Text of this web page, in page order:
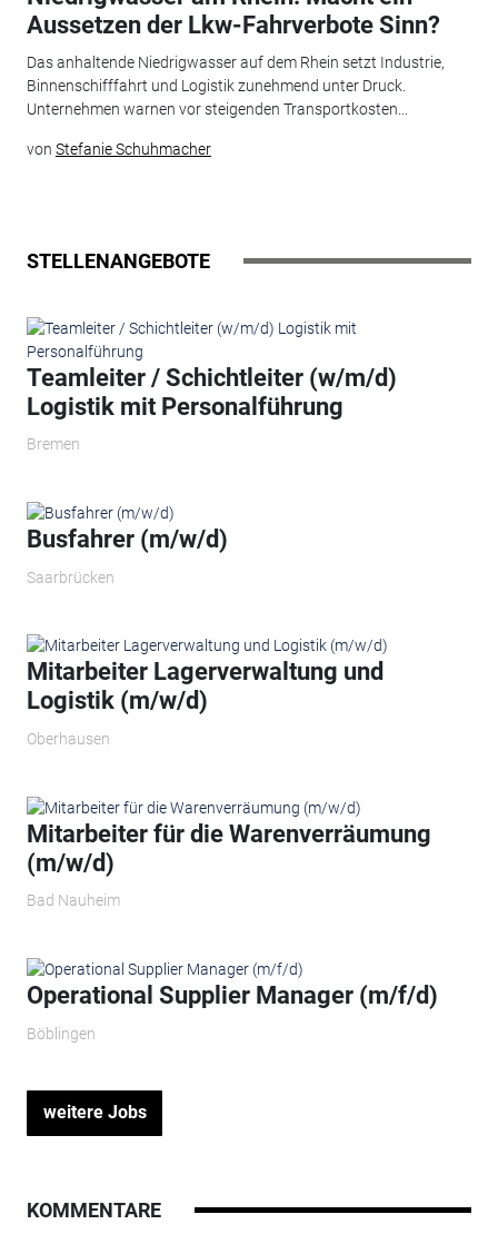
Aussetzen der Lkw-Fahrverbote Sinn?
Das anhaltende Niedrigwasser auf dem Rhein setzt Industrie,
Binnenschifffahrt und Logistik zunehmend unter Druck.
Unternehmen warnen vor steigenden Transportkosten...
von Stefanie Schuhmacher
STELLENANGEBOTE
Teamleiter / Schichtleiter (w/m/d)
Logistik mit Personalführung
Bremen
Busfahrer (m/w/d)
Saarbrücken
Mitarbeiter Lagerverwaltung und
Logistik (m/w/d)
Oberhausen
Mitarbeiter für die Warenverräumung
(m/w/d)
Bad Nauheim
Operational Supplier Manager​ (m/f/d)
Böblingen
weitere Jobs
KOMMENTARE